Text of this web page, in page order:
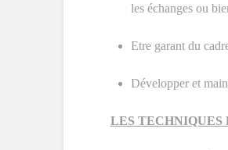
les échanges ou
Etre garant du
Développer et
LES TECHNIQUES